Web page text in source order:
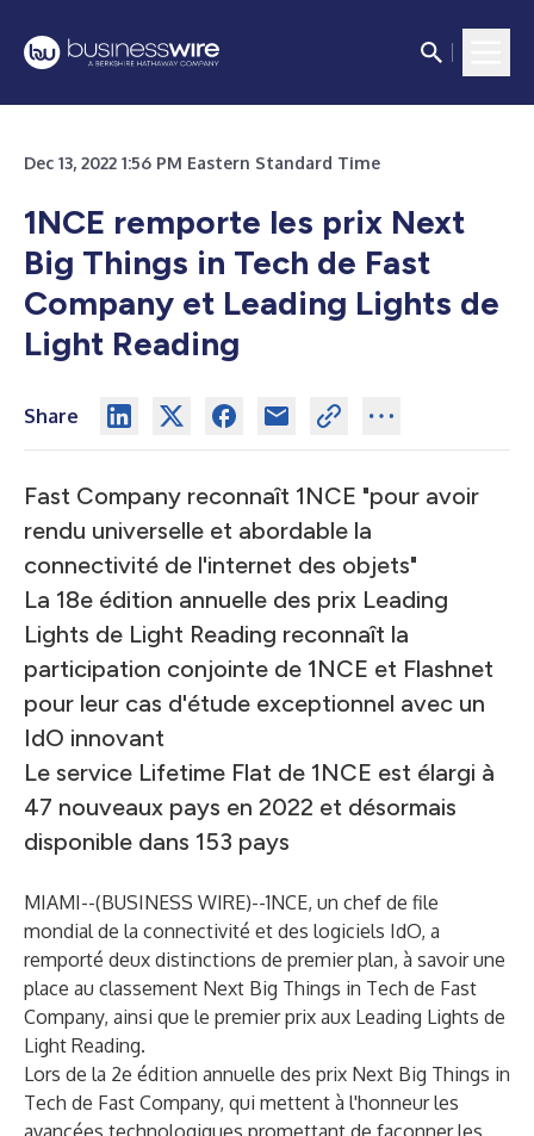
Dec 13, 2022 1:56 PM Eastern Standard Time
1NCE remporte les prix Next
Big Things in Tech de Fast
Company et Leading Lights de
Light Reading
Share
Fast Company reconnaît 1NCE "pour avoir
rendu universelle et abordable la
connectivité de l'internet des objets"
La 18e édition annuelle des prix Leading
Lights de Light Reading reconnaît la
participation conjointe de 1NCE et Flashnet
pour leur cas d'étude exceptionnel avec un
IdO innovant
Le service Lifetime Flat de 1NCE est élargi à
47 nouveaux pays en 2022 et désormais
disponible dans 153 pays
MIAMI--(BUSINESS WIRE)--1NCE, un chef de file
mondial de la connectivité et des logiciels IdO, a
remporté deux distinctions de premier plan, à savoir une
place au classement Next Big Things in Tech de Fast
Company, ainsi que le premier prix aux Leading Lights de
Light Reading.
Lors de la 2e édition annuelle des prix Next Big Things in
Tech de Fast Company, qui mettent à l'honneur les
avancées technologiques promettant de façonner les